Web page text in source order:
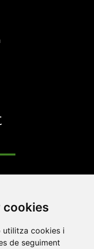
cookies
utilitza cookies i
de seguiment